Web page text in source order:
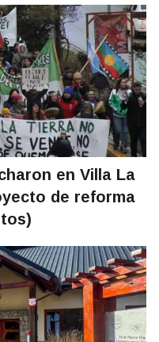
en Villa La
de reforma